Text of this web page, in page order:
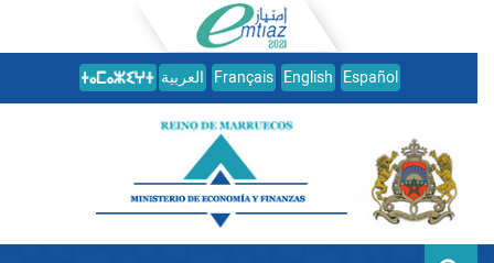
العربية Français English Español